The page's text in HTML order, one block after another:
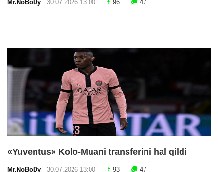
Mr.NoBoDy 30.07.2026 13:00 96 47
«Yuventus» Kolo-Muani transferini hal qildi
Mr.NoBoDy 30.07.2026 13:00 93 47